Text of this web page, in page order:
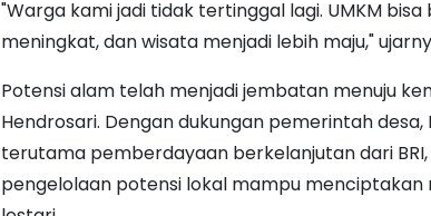
"Warga kami jadi tidak tertinggal lagi. UMKM
meningkat, dan wisata menjadi lebih maju,"
Potensi alam telah menjadi jembatan menuju
Hendrosari. Dengan dukungan pemerintah desa,
terutama pemberdayaan berkelanjutan dari
pengelolaan potensi lokal mampu